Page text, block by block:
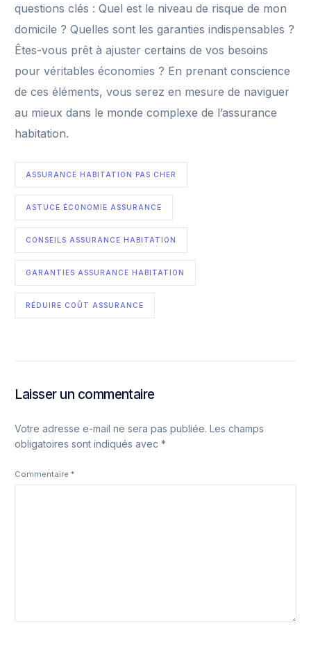
questions clés : Quel est le niveau de risque de mon
domicile ? Quelles sont les garanties indispensables ?
Êtes-vous prêt à ajuster certains de vos besoins
pour véritables économies ? En prenant conscience
de ces éléments, vous serez en mesure de naviguer
au mieux dans le monde complexe de l’assurance
habitation.
ASSURANCE HABITATION PAS CHER
ASTUCE ÉCONOMIE ASSURANCE
CONSEILS ASSURANCE HABITATION
GARANTIES ASSURANCE HABITATION
RÉDUIRE COÛT ASSURANCE
Laisser un commentaire
Votre adresse e-mail ne sera pas publiée. Les champs
obligatoires sont indiqués avec*
Commentaire*